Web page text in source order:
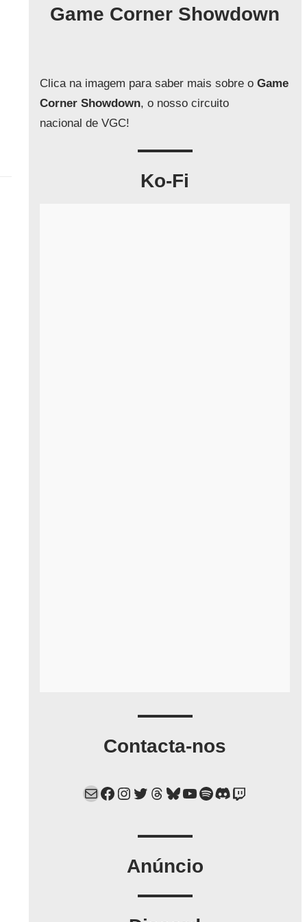
Game Corner Showdown
Clica na imagem para saber mais sobre oGame
Corner Showdown, o nosso circuito
nacional de VGC!
Ko-Fi
Contacta-nos
Mail Facebook Instagram Twitter Threads Bluesky YouTube Spotify Discord Twitch
Anúncio